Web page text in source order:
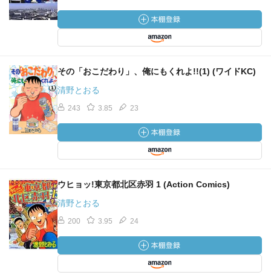
その「おこだわり」、俺にもくれよ!!(1) (ワイドKC)
清野とおる
243 3.85 23
ウヒョッ!東京都北区赤羽 1 (Action Comics)
清野とおる
200 3.95 24